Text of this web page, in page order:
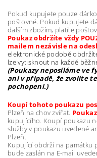
Pokud kupujete pouze
poštovné. Pokud kupujete
dalším zbožím, platíte
Poukaz obdržíte vždy
mailem nezávisle na
elektronické podobě
lze vytisknout na každé
(Poukazy neposíláme ve
ani v případě, že zvolíte
pochopení.)
Koupí tohoto poukazu
Plzeň na chov zvířat.
kupujícího. Koupí poukazu
služby v poukazu uvedené
Plzeň.
Kupující obdrží na památku
bude zaslán na E-mail